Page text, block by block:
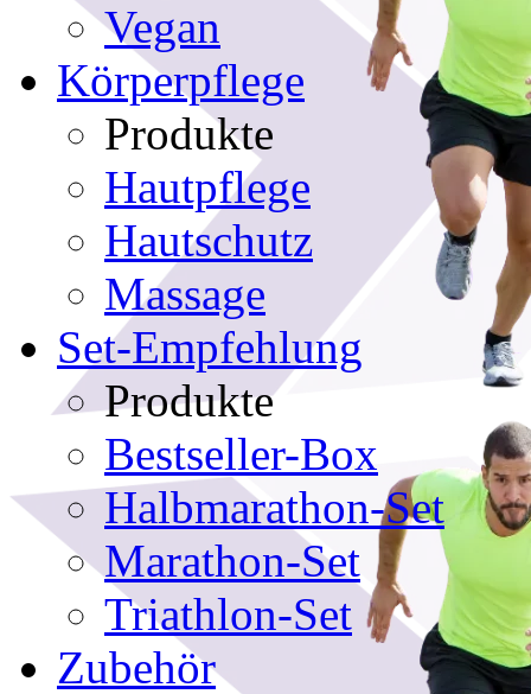
Vegan
Körperpflege
Produkte
Hautpflege
Hautschutz
Massage
Set-Empfehlung
Produkte
Bestseller-Box
Halbmarathon-Set
Marathon-Set
Triathlon-Set
Zubehör